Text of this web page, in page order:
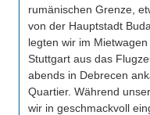
rumänischen Grenze,
von der Hauptstadt
legten wir im
Stuttgart aus das
abends in Debrecen
Quartier. Während
wir in geschmackvoll